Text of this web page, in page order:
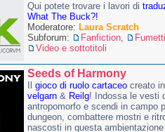
Qui potete trovare i lavori di
What The Buck?!
Moderatore: Laura Scratch
Subforum:
Fanfiction,
Fumetti
Video e sottotitoli
Seeds of Harmony
gioco di ruolo cartaceo creato
velgarn & Reilg! Indossa le vesti
antropomorfo e scendi in campo
dungeon, combattere mostri e
nascosti in questa